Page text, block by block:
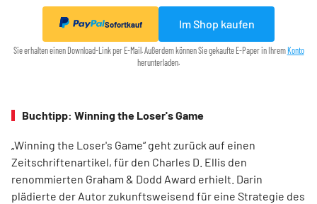
Sofortkauf Im Shop kaufen
Sie erhalten einen Download-Link per E-Mail. Außerdem können Sie gekaufte E-Paper in Ihrem Konto
herunterladen.
Buchtipp: Winning the Loser's Game
„Winning the Loser's Game“ geht zurück auf einen
Zeitschriftenartikel, für den Charles D. Ellis den
renommierten Graham & Dodd Award erhielt. Darin
plädierte der Autor zukunftsweisend für eine Strategie des